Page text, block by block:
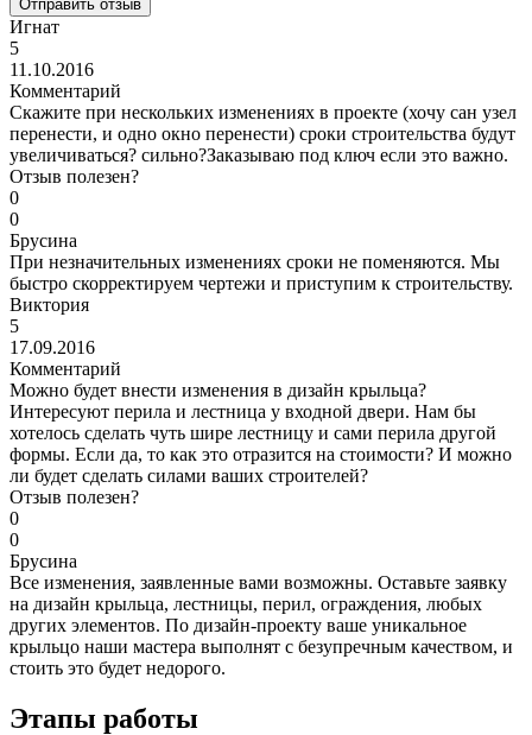
Отправить отзыв
Игнат
5
11.10.2016
Комментарий
Скажите при нескольких изменениях в проекте (хочу сан узел
перенести, и одно окно перенести) сроки строительства будут
увеличиваться? сильно?Заказываю под ключ если это важно.
Отзыв полезен?
0
0
Брусина
При незначительных изменениях сроки не поменяются. Мы
быстро скорректируем чертежи и приступим к строительству.
Виктория
5
17.09.2016
Комментарий
Можно будет внести изменения в дизайн крыльца?
Интересуют перила и лестница у входной двери. Нам бы
хотелось сделать чуть шире лестницу и сами перила другой
формы. Если да, то как это отразится на стоимости? И можно
ли будет сделать силами ваших строителей?
Отзыв полезен?
0
0
Брусина
Все изменения, заявленные вами возможны. Оставьте заявку
на дизайн крыльца, лестницы, перил, ограждения, любых
других элементов. По дизайн-проекту ваше уникальное
крыльцо наши мастера выполнят с безупречным качеством, и
стоить это будет недорого.
Этапы работы